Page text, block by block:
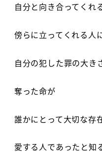
自分と向き合ってくれ
傍らに立ってくれる人
自分の犯した罪の大き
奪った命が
誰かにとって大切な存
愛する人であったと知